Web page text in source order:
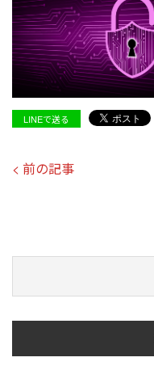
LINEで送る
< 前の記事